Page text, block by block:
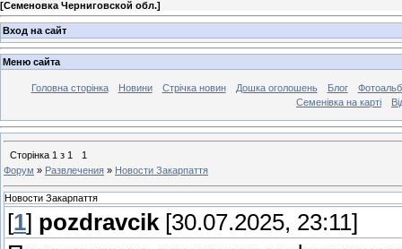
[Семеновка Черниговской обл.]
Вход на сайт
Меню сайта
Головна сторінка Новини Стрічка новин Дошка оголошень Блог
Семенівка на карті
Сторінка 1 з 1
1
Форум » Развлечения » Новости Закарпаття
Новости Закарпаття
[1] pozdravcik [30.07.2025, 23:11]